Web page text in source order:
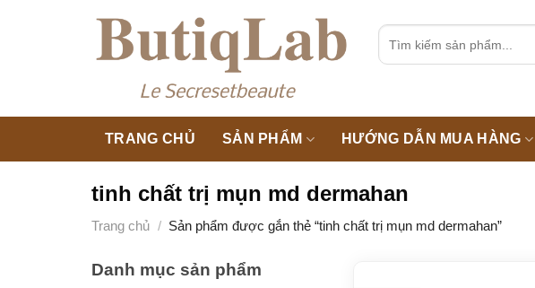
Tìm
TRANG CHỦ SẢN PHẨM HƯỚNG DẪN MUA HÀNG
tinh chất trị mụn md dermahan
Trang chủ / Sản phẩm được gắn thẻ “tinh chất trị mụn md dermahan”
Danh mục sản phẩm